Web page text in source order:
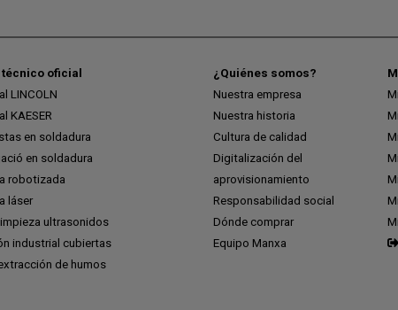
oficial
LINCOLN
KAESER
en soldadura
en soldadura
robotizada
láser
ultrasonidos
industrial cubiertas
de humos
¿Quiénes somos?
Nuestra empresa
Nuestra historia
Cultura de calidad
Digitalización del
aprovisionamiento
Responsabilidad social
Dónde comprar
Equipo Manxa